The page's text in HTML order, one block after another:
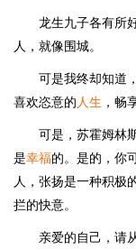
龙生九子各有所
人，就像围城。
可是我终却知道
喜欢恣意的 人生 ，畅
可是，苏霍姆林
是幸福的。是的，你
人，张扬是一种积极
拦的快意。
亲爱的自己，请